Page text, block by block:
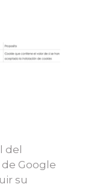
del
Google
su